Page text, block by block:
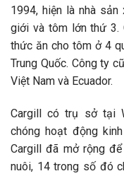
1994, hiện là nhà
giới và tôm lớn thứ 3.
thức ăn cho tôm ở 4
Trung Quốc. Công ty
Việt Nam và Ecuador.
Cargill có trụ sở tại
chóng hoạt động
Cargill đã mở rộng
nuôi, 14 trong số đó